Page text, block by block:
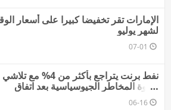
الإمارات تقر تخفيضا كبيرا على أسعار
لشهر يوليو
07-01
نفط برنت يتراجع بأكثر من 4% مع تلاشي
علاوة المخاطر الجيوسياسية بعد اتفاق
واشنطن وطهران
06-16